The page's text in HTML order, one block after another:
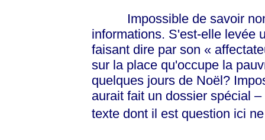
Impossible de savoir non
informations. S'est-elle levée
faisant dire par son «
sur la place qu'occupe la
quelques jours de Noël?
aurait fait un dossier spécial
texte dont il est question ici